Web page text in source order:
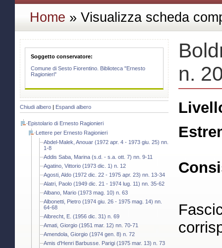
Home » Visualizza scheda
Soggetto conservatore:
Comune di Sesto Fiorentino. Biblioteca "Ernesto
Ragionieri"
Chiudi albero | Espandi albero
Epistolario di Ernesto Ragionieri
Lettere per Ernesto Ragionieri
Abdel-Malek, Anouar (1972 apr. 4 - 1973 giu. 25) nn.
1-8
Addis Saba, Marina (s.d. - s.a. ott. 7) nn. 9-11
Agatino, Vittorio (1973 dic. 1) n. 12
Agosti, Aldo (1972 dic. 22 - 1975 apr. 23) nn. 13-34
Alatri, Paolo (1949 dic. 21 - 1974 lug. 11) nn. 35-62
Albano, Mario (1973 mag. 10) n. 63
Albonetti, Pietro (1974 giu. 26 - 1975 mag. 14) nn.
64-68
Albrecht, E. (1956 dic. 31) n. 69
Amati, Giorgio (1951 mar. 12) nn. 70-71
Amendola, Giorgio (1974 gen. 8) n. 72
Amis d'Henri Barbusse. Parigi (1975 mar. 13) n. 73
n.